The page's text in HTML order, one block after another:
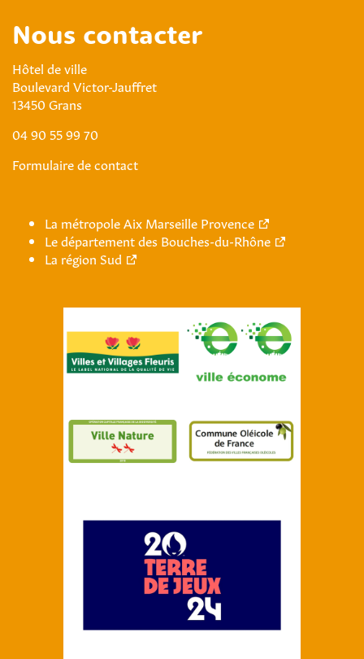
Nous contacter
Hôtel de ville
Boulevard Victor-Jauffret
13450 Grans
04 90 55 99 70
Formulaire de contact
La métropole Aix Marseille Provence
Le département des Bouches-du-Rhône
La région Sud